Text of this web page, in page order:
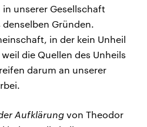
unserer Gesellschaft
Gründen.
in der kein Unheil
die Quellen des Unheils
darum an unserer
Aufklärung von Theodor